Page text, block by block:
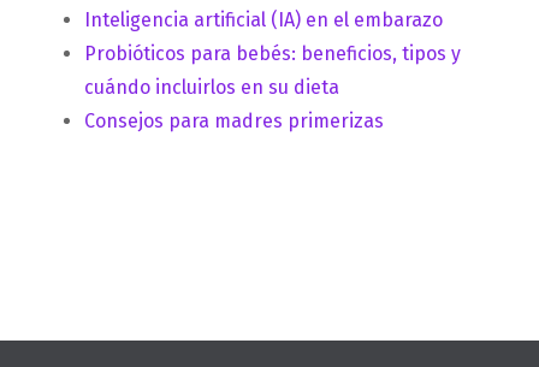
Inteligencia artificial (IA) en el embarazo
Probióticos para bebés: beneficios, tipos y
cuándo incluirlos en su dieta
Consejos para madres primerizas